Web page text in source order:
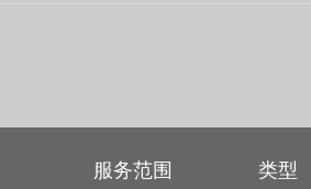
服务范围 类型